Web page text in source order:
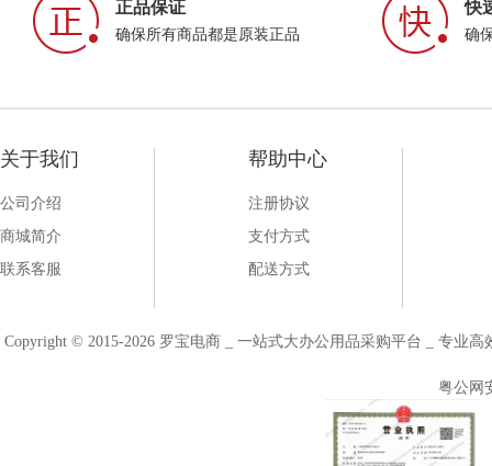
正品保证
确保所有商品都是原装正品
快
确
关于我们
公司介绍
商城简介
联系客服
帮助中心
注册协议
支付方式
配送方式
Copyright © 2015-2026 罗宝电商 _ 一站式大办公用品采购平台 _ 专业
粤公网